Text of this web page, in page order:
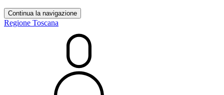
Continua la navigazione
Regione Toscana